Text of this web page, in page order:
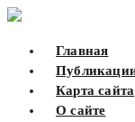
Skip
content
Главная
Карта сайта
О сайте